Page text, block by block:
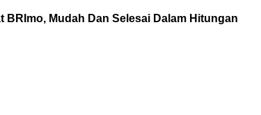
BRImo, Mudah Dan Selesai Dalam Hitungan